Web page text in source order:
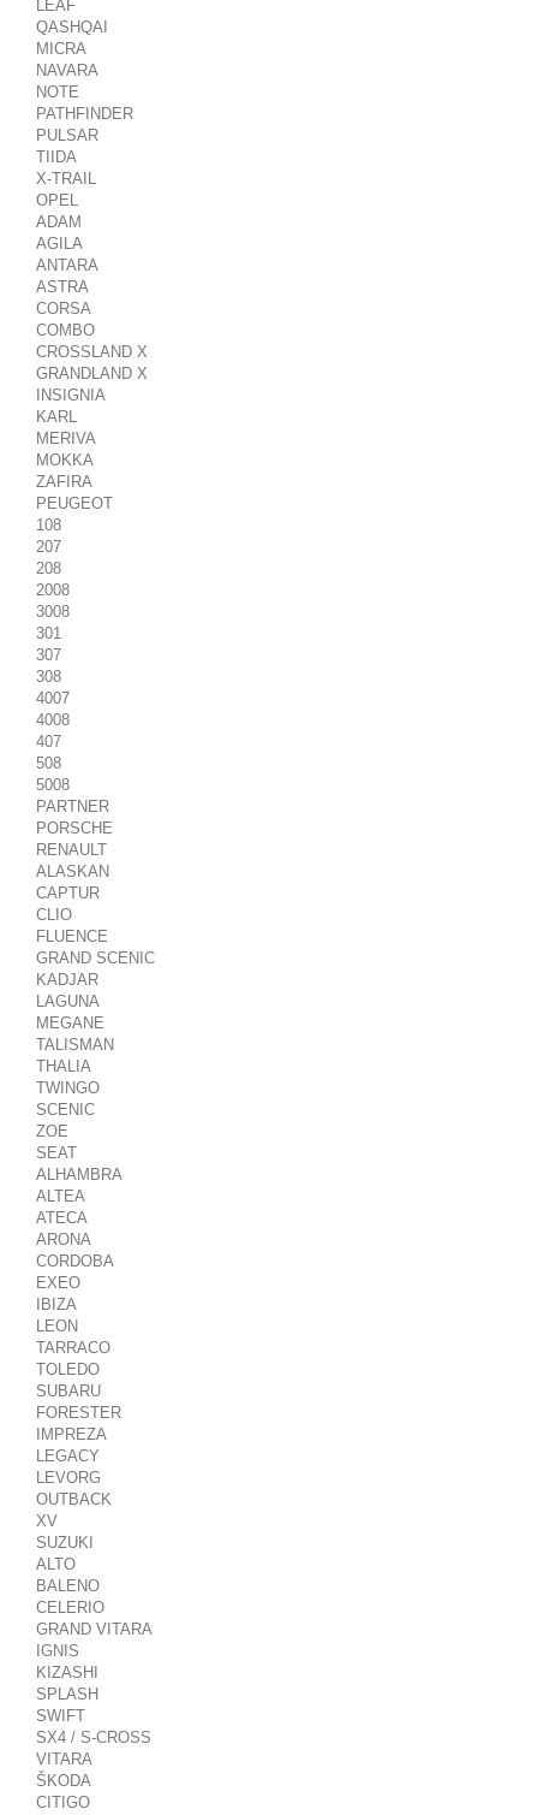
LEAF
QASHQAI
MICRA
NAVARA
NOTE
PATHFINDER
PULSAR
TIIDA
X-TRAIL
OPEL
ADAM
AGILA
ANTARA
ASTRA
CORSA
COMBO
CROSSLAND X
GRANDLAND X
INSIGNIA
KARL
MERIVA
MOKKA
ZAFIRA
PEUGEOT
108
207
208
2008
3008
301
307
308
4007
4008
407
508
5008
PARTNER
PORSCHE
RENAULT
ALASKAN
CAPTUR
CLIO
FLUENCE
GRAND SCENIC
KADJAR
LAGUNA
MEGANE
TALISMAN
THALIA
TWINGO
SCENIC
ZOE
SEAT
ALHAMBRA
ALTEA
ATECA
ARONA
CORDOBA
EXEO
IBIZA
LEON
TARRACO
TOLEDO
SUBARU
FORESTER
IMPREZA
LEGACY
LEVORG
OUTBACK
XV
SUZUKI
ALTO
BALENO
CELERIO
GRAND VITARA
IGNIS
KIZASHI
SPLASH
SWIFT
SX4 / S-CROSS
VITARA
ŠKODA
CITIGO